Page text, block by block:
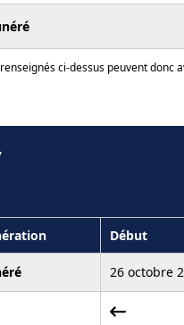
ci-dessus peuvent donc
Début
26 octobre